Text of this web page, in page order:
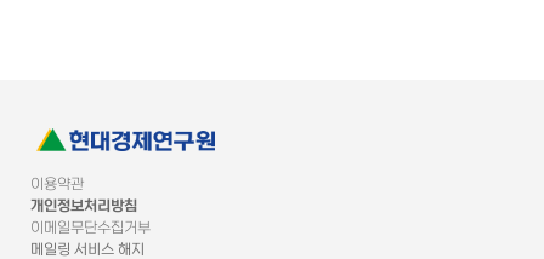
이용약관
개인정보처리방침
이메일무단수집거부
메일링 서비스 해지